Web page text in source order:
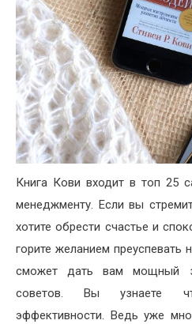
Книга Кови входит в топ 25
менеджменту. Если вы
хотите обрести счастье и
горите желанием преуспевать
сможет дать вам мощный
советов. Вы узнаете
эффективности. Ведь уже